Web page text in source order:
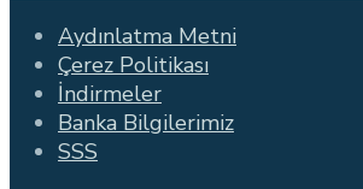
Aydınlatma Metni
Çerez Politikası
İndirmeler
Banka Bilgilerimiz
SSS